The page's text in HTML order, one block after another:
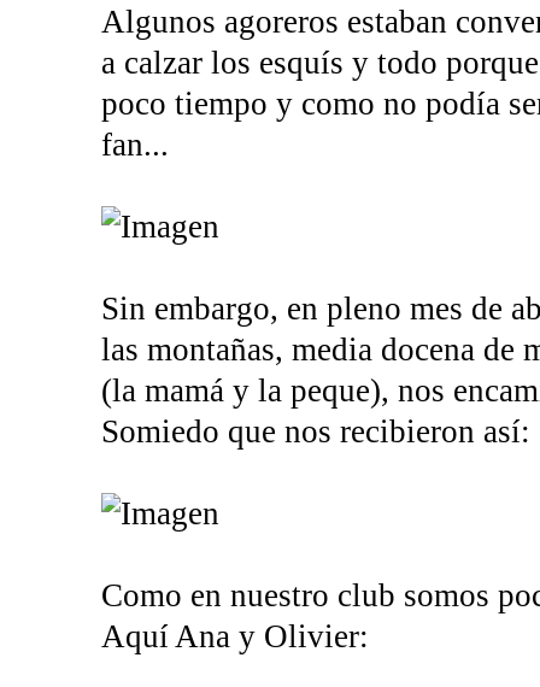
Algunos agoreros estaban
a calzar los esquís y todo
poco tiempo y como no podía
fan...
Sin embargo, en pleno mes de
las montañas, media docena de
(la mamá y la peque), nos
Somiedo que nos recibieron así:
Como en nuestro club somos
Aquí Ana y Olivier: